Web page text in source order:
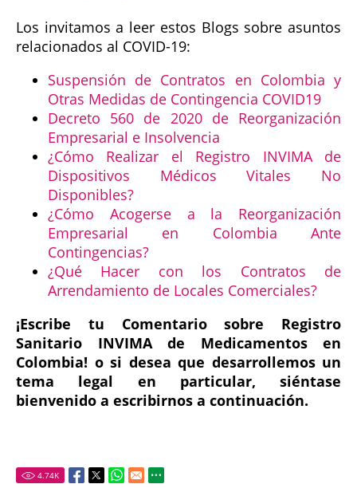
Los invitamos a leer estos Blogs sobre asuntos
relacionados al COVID-19:
Suspensión de Contratos en Colombia y
Otras Medidas de Contingencia COVID19
Decreto 560 de 2020 de Reorganización
Empresarial e Insolvencia
¿Cómo Realizar el Registro INVIMA de
Dispositivos Médicos Vitales No
Disponibles?
¿Cómo Acogerse a la Reorganización
Empresarial en Colombia Ante
Contingencias?
¿Qué Hacer con los Contratos de
Arrendamiento de Locales Comerciales?
¡Escribe tu Comentario sobre Registro
Sanitario INVIMA de Medicamentos en
Colombia! o si desea que desarrollemos un
tema legal en particular, siéntase
bienvenido a escribirnos a continuación.
4.74K